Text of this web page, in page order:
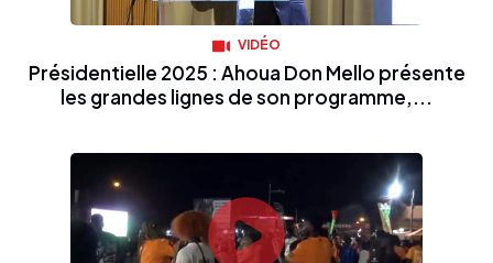
VIDÉO
Présidentielle 2025 : Ahoua Don Mello présente
les grandes lignes de son programme,...